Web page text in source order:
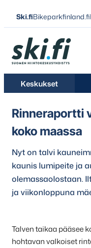
Siirry
suoraan
sisältöön
Ski.fiBikeparkfinland.fi
Ski.fi
Keskukset
Rinneraportti
koko maassa
Nyt on talvi
kaunis lumipeite ja
olemassaolostaan.
ja viikonloppuna
Talven taikaa pääsee
hohtavan valkoiset